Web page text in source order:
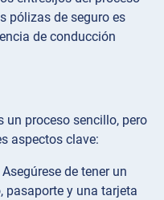
pólizas de seguro es
de conducción
un proceso sencillo, pero
aspectos clave:
de tener un
pasaporte y una tarjeta